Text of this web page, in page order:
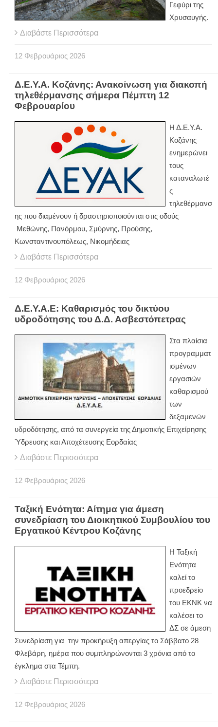
Γεφύρι της
Χρυσαυγής.
Διαβάστε Περισσότερα
12 Φεβρουάριος 2026
Δ.Ε.Υ.Α. Κοζάνης: Ανακοίνωση για διακοπή
τηλεθέρμανσης σήμερα Πέμπτη 12
Φεβρουαρίου
Η Δ.Ε.Υ.Α.
Κοζάνης
ενημερώνει
τους
καταναλωτέ
ς
τηλεθέρμανσ
ης που διαμένουν ή δραστηριοποιούνται στις οδούς
Μεθώνης, Πανόρμου, Σμύρνης, Προύσης,
Κωνσταντινουπόλεως, Νικομήδειας
Διαβάστε Περισσότερα
12 Φεβρουάριος 2026
Δ.Ε.Υ.Α.Ε: Καθαρισμός του δικτύου
υδροδότησης του Δ.Δ. Ασβεστόπετρας
Στα πλαίσια
προγραμματ
ισμένων
εργασιών
καθαρισμού
των
δεξαμενών
υδροδότησης, από τα συνεργεία της Δημοτικής Επιχείρησης
Ύδρευσης και Αποχέτευσης Εορδαίας
Διαβάστε Περισσότερα
12 Φεβρουάριος 2026
Ταξική Ενότητα: Αίτημα για άμεση
συνεδρίαση του Διοικητικού Συμβουλίου του
Εργατικού Κέντρου Κοζάνης
Η Ταξική
Ενότητα
καλεί το
προεδρείο
του ΕΚΝΚ να
καλέσει το
ΔΣ σε άμεση
Συνεδρίαση για την προκήρυξη απεργίας το Σάββατο 28
Φλεβάρη, ημέρα που συμπληρώνονται 3 χρόνια από το
έγκλημα στα Τέμπη.
Διαβάστε Περισσότερα
12 Φεβρουάριος 2026